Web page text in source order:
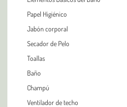
Papel Higiénico
Jabón corporal
Secador de Pelo
Toallas
Baño
Champú
Ventilador de techo